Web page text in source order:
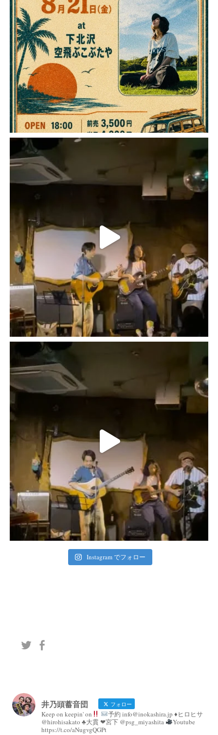
Instagram でフォロー
井乃頭蓄音団 フォロー
Keep on keepin' on
予約 info@inokashira.jp ♦︎ヒロヒサ
@hirohisakato ♣︎大貫 ❤︎宮下 @psg_miyashita
Youtube
https://t.co/aNugvgQGPt